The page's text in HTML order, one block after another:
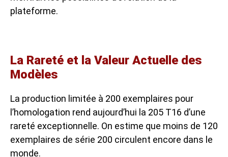
plateforme.
La Rareté et la Valeur Actuelle des
Modèles
La production limitée à 200 exemplaires pour
l’homologation rend aujourd’hui la 205 T16 d’une
rareté exceptionnelle. On estime que moins de 120
exemplaires de série 200 circulent encore dans le
monde.